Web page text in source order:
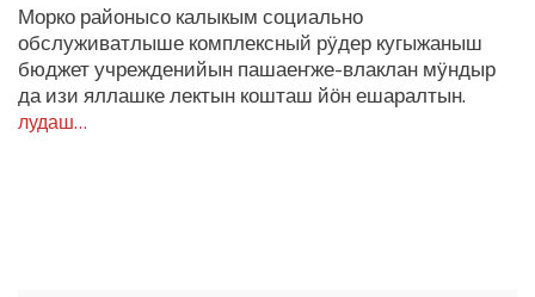
Морко районысо калыкым социально
обслуживатлыше комплексный рӱдер кугыжаныш
бюджет учрежденийын пашаеҥже-влаклан мӱндыр
да изи яллашке лектын кошташ йӧн ешаралтын.
лудаш…